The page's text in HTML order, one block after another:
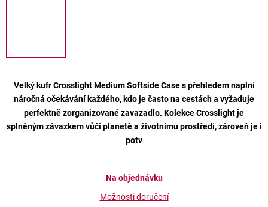
Velký kufr Crosslight Medium Softside Case s přehledem naplní
náročná očekávání každého, kdo je často na cestách a vyžaduje
perfektně zorganizované zavazadlo. Kolekce Crosslight je
splněným závazkem vůči planetě a životnímu prostředí, zároveň je i
potv
Na objednávku
Možnosti doručení